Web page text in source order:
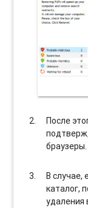
После
В случае,
каталог,
удаления